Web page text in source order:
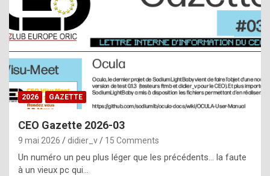
t
a
s
i
e
f
2026 GAZETTE
CEO Gazette 2026-03
9 mai 2026 didier_v 15 Comments
Un numéro un peu plus léger que les précédents… la faute
à un vieux pc qui…